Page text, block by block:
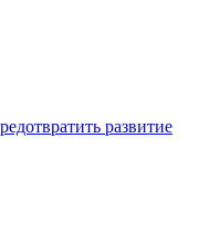
развитие